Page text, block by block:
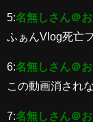
5:名無しさん＠
ふぁんVlog死亡
6:名無しさん＠
この動画消され
7:名無しさん＠